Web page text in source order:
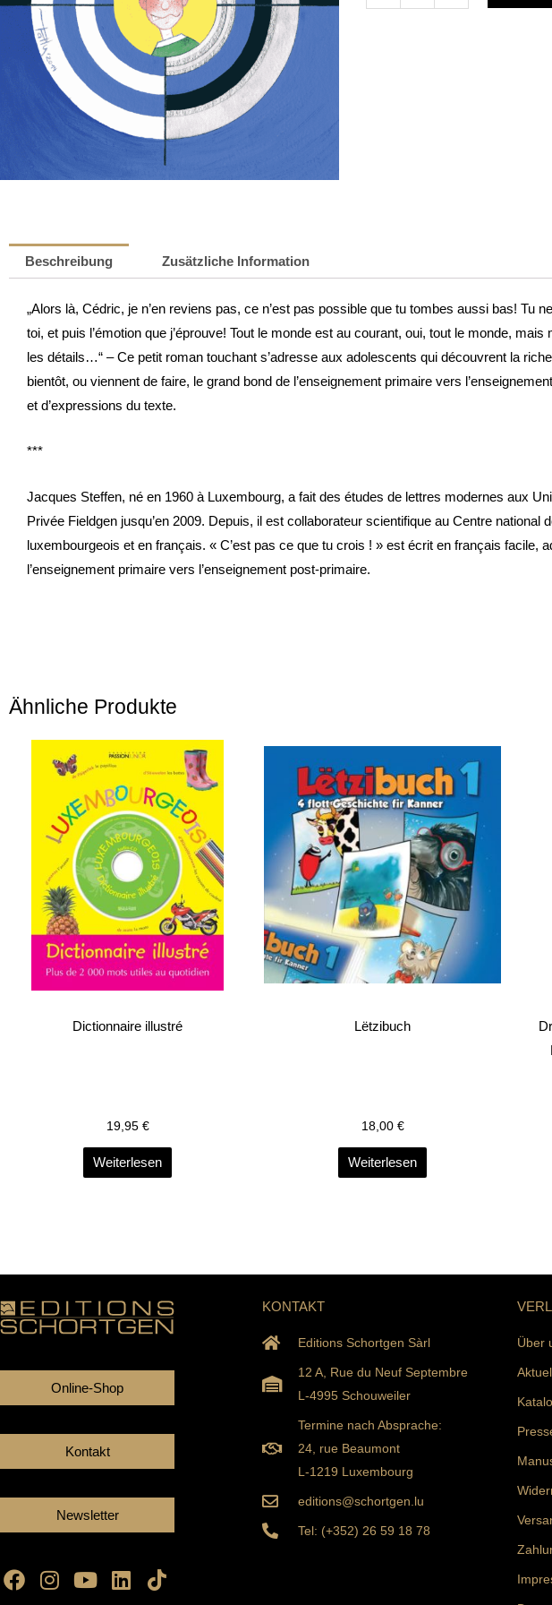
Beschreibung Zusätzliche Information
„Alors là, Cédric, je n’en reviens pas, ce n’est pas possible que tu tombes aussi bas!
toi, et puis l’émotion que j’éprouve! Tout le monde est au courant, oui, tout le monde,
les détails…“ – Ce petit roman touchant s’adresse aux adolescents qui découvrent la
bientôt, ou viennent de faire, le grand bond de l’enseignement primaire vers
et d’expressions du texte.
***
Jacques Steffen, né en 1960 à Luxembourg, a fait des études de lettres modernes aux
Privée Fieldgen jusqu’en 2009. Depuis, il est collaborateur scientifique au Centre
luxembourgeois et en français. « C’est pas ce que tu crois ! » est écrit en français facile,
l’enseignement primaire vers l’enseignement post-primaire.
Ähnliche Produkte
Dictionnaire illustré
19,95 €
Weiterlesen
Lëtzibuch
18,00 €
Weiterlesen
Online-Shop
Kontakt
Newsletter
KONTAKT
Editions Schortgen Sàrl
12 A, Rue du Neuf Septembre
L-4995 Schouweiler
Termine nach Absprache:
24, rue Beaumont
L-1219 Luxembourg
editions@schortgen.lu
Tel: (+352) 26 59 18 78
Über